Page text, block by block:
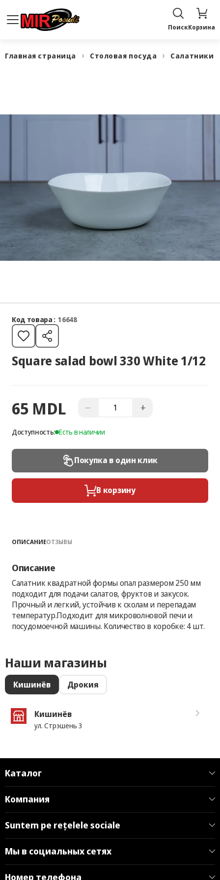
ПоискКорзина
Главная страница Столовая посуда Салатники
Код товара : 16648
Square salad bowl 330 White 1/12
65 MDL − +
Доступность: Есть в наличии
Покупка в один клик
В корзину
ОПИСАНИЕОТЗЫВЫ
Описание
Салатник квадратной формы опал размером 250 мм
подходит для подачи салатов, фруктов и закусок.
Прочный и легкий, устойчив к сколам и перепадам
температур.Подходит для микроволновой печи и
посудомоечной машины. Количество в коробке: 4 шт.
Наши магазины
Кишинёв Дрокия
Кишинёв
ул. Стрэшень 3
Каталог
Компания
Suntem pe rețelele sociale
Мы в социальных сетях
Номер телефона